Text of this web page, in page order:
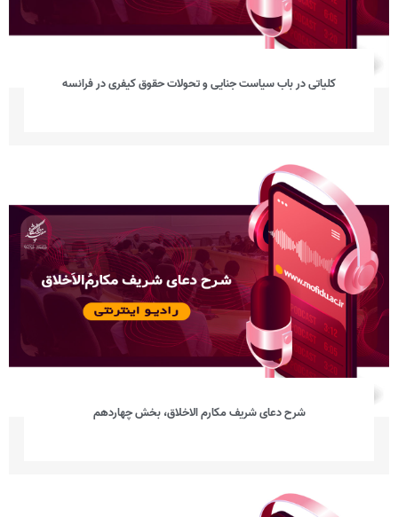
کلیاتی در باب سیاست جنایی و تحولات حقوق کیفری در فرانسه
شرح دعای شریف مکارم الاخلاق، بخش چهاردهم